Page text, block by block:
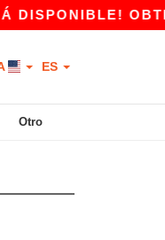
ES
Otro